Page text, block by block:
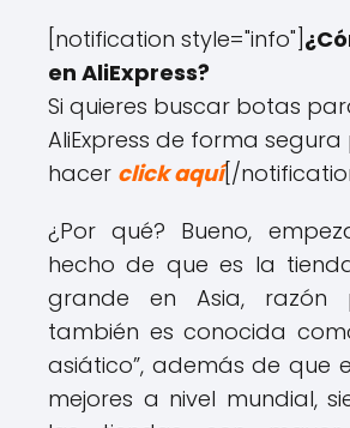
[notification style="info"]
en AliExpress?
Si quieres buscar botas
AliExpress de forma segura
hacer click aquí[/
¿Por qué? Bueno,
hecho de que es la
grande en Asia,
también es conocida
asiático”, además de que
mejores a nivel mundial,